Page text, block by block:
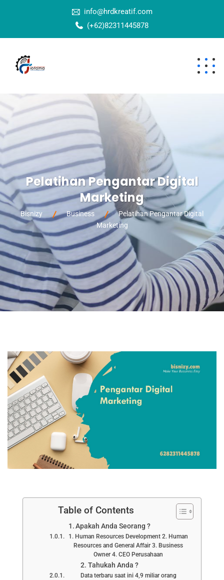
info@hrdkreatif.com
(+62)82311445878
Pelatihan Pengantar Digital
Marketing
Bisnizy Business
Pelatihan Pengantar Digital
Marketing
Table of Contents
Apakah Anda Seorang ?
1. Human Resources Development 2. Human
Resources and General Affair 3. Business
Owner 4. CEO Perusahaan
Tahukah Anda ?
Data terbaru saat ini 4,9 miliar orang